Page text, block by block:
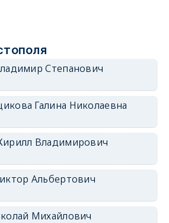
Степанович
Галина Николаевна
Владимирович
Альбертович
Михайлович